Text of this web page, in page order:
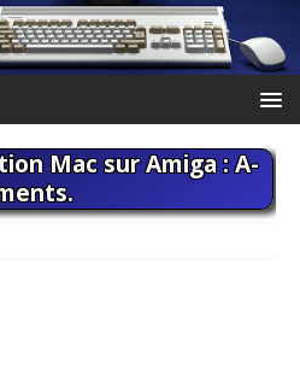
Mac sur Amiga : A-